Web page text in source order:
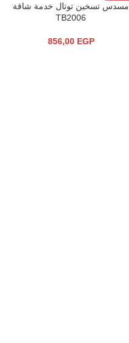
مسدس تسخين توتال خدمة شاقة
TB2006
856,00 EGP